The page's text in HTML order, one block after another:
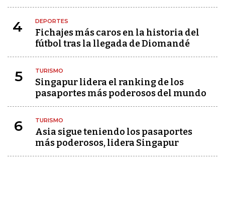
4 DEPORTES
Fichajes más caros en la historia del
fútbol tras la llegada de Diomandé
5 TURISMO
Singapur lidera el ranking de los
pasaportes más poderosos del mundo
6 TURISMO
Asia sigue teniendo los pasaportes
más poderosos, lidera Singapur